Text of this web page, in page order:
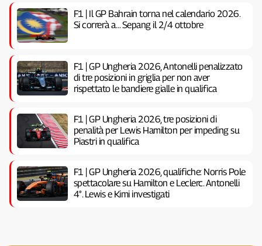
F1 | Il GP Bahrain torna nel calendario 2026.
Si correrà a… Sepang il 2/4 ottobre
F1 | GP Ungheria 2026, Antonelli penalizzato
di tre posizioni in griglia per non aver
rispettato le bandiere gialle in qualifica
F1 | GP Ungheria 2026, tre posizioni di
penalità per Lewis Hamilton per impeding su
Piastri in qualifica
F1 | GP Ungheria 2026, qualifiche: Norris Pole
spettacolare su Hamilton e Leclerc. Antonelli
4°. Lewis e Kimi investigati